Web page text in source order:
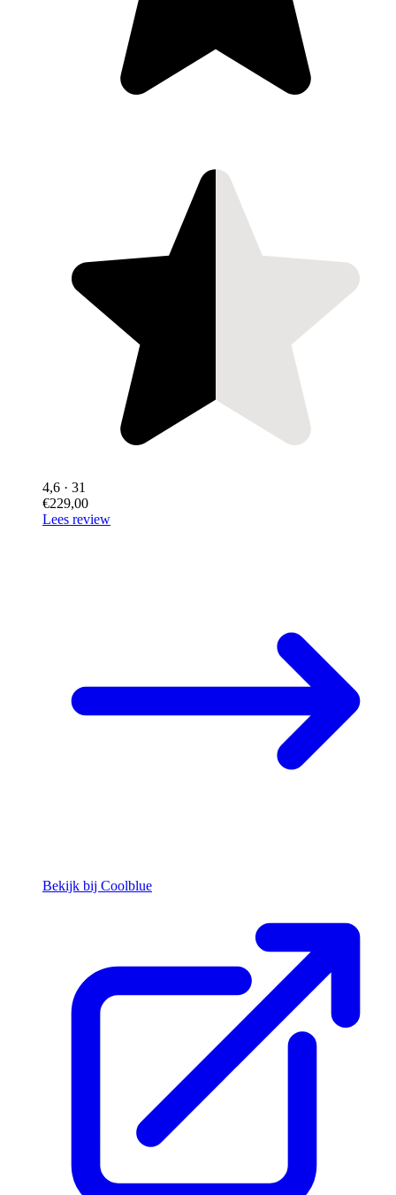
4,6 · 31
€229,00
Lees review
Bekijk bij Coolblue